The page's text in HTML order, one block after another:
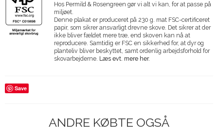
Hos Permild & Rosengreen gør vi alt vi kan, for at passe på
miljøet.
Denne plakat er produceret på 230 g. mat FSC-certificeret
papir, som sikrer ansvarligt drevne skove. Det sikrer at der
ikke bliver fældet mere træ, end skoven kan nå at
reproducere. Samtidig er FSC en sikkerhed for, at dyr og
planteliv bliver beskyttet, samt ordenlig arbejdsforhold for
skovarbejderne. Læs evt. mere her.
Save
ANDRE KØBTE OGSÅ